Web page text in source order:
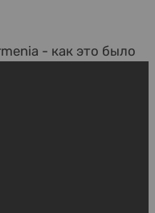
- как это было